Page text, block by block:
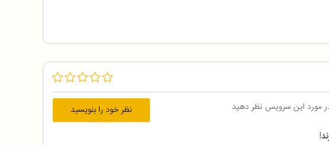
مورد این سرویس نظر دهید
نظر خود را بنویسید